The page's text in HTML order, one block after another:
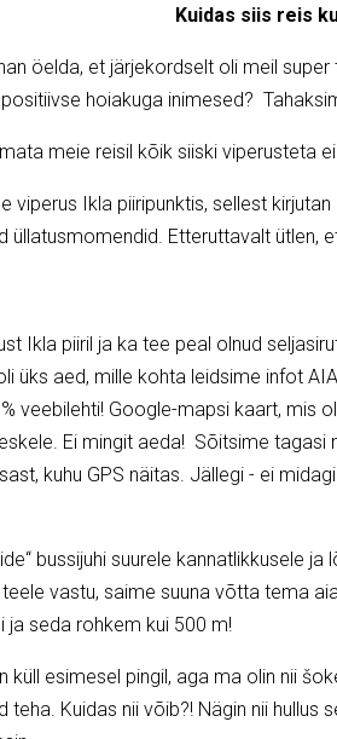
Kuidas siis reis
öelda, et järjekordselt oli meil super
hoiakuga inimesed?
meie reisil kõik siiski viperusteta
viperus Ikla piiripunktis, sellest
üllatusmomendid. Etteruttavalt ütlen,
Ikla piiril ja ka tee peal olnud
üks aed, mille kohta leidsime infot
veebilehti! Google-mapsi kaart, mis
Ei mingit aeda! Sõitsime tagasi
kuhu GPS näitas. Jällegi - ei
bussijuhi suurele kannatlikkusele
vastu, saime suuna võtta tema
ja seda rohkem kui 500 m!
küll esimesel pingil, aga ma olin nii
Kuidas nii võib?! Nägin nii hullus